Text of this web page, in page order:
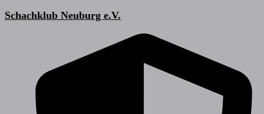
Schachklub Neuburg e.V.